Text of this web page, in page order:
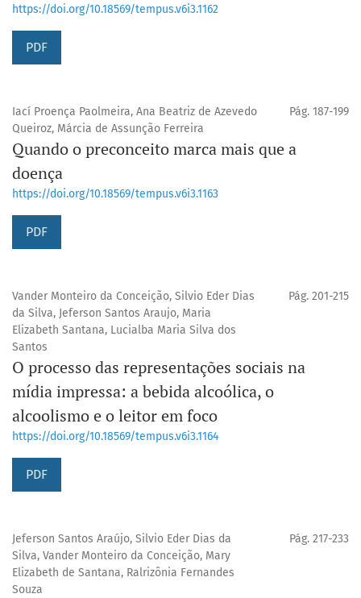
https://doi.org/10.18569/tempus.v6i3.1162
PDF
Iací Proença Paolmeira, Ana Beatriz de Azevedo
Queiroz, Márcia de Assunção Ferreira
Pág. 187-199
Quando o preconceito marca mais que a
doença
https://doi.org/10.18569/tempus.v6i3.1163
PDF
Vander Monteiro da Conceição, Silvio Eder Dias
da Silva, Jeferson Santos Araujo, Maria
Elizabeth Santana, Lucialba Maria Silva dos
Santos
Pág. 201-215
O processo das representações sociais na
mídia impressa: a bebida alcoólica, o
alcoolismo e o leitor em foco
https://doi.org/10.18569/tempus.v6i3.1164
PDF
Jeferson Santos Araújo, Silvio Eder Dias da
Silva, Vander Monteiro da Conceição, Mary
Elizabeth de Santana, Ralrizônia Fernandes
Souza
Pág. 217-233